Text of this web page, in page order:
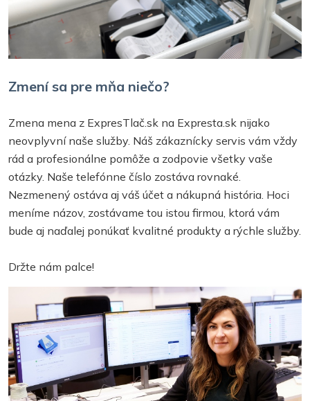
Zmení sa pre mňa niečo?
Zmena mena z ExpresTlač.sk na Expresta.sk nijako
neovplyvní naše služby. Náš zákaznícky servis vám vždy
rád a profesionálne pomôže a zodpovie všetky vaše
otázky. Naše telefónne číslo zostáva rovnaké.
Nezmenený ostáva aj váš účet a nákupná história. Hoci
meníme názov, zostávame tou istou firmou, ktorá vám
bude aj naďalej ponúkať kvalitné produkty a rýchle služby.
Držte nám palce!